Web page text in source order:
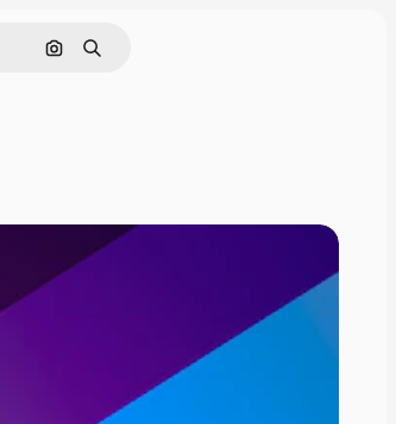
Cerca per immagine
Ricerca